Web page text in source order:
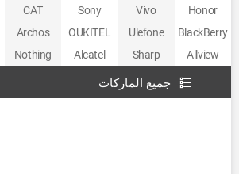
Honor
Vivo
Sony
CAT
BlackBerry
Ulefone
OUKITEL
Archos
Allview
Sharp
Alcatel
Nothing
جميع الماركات